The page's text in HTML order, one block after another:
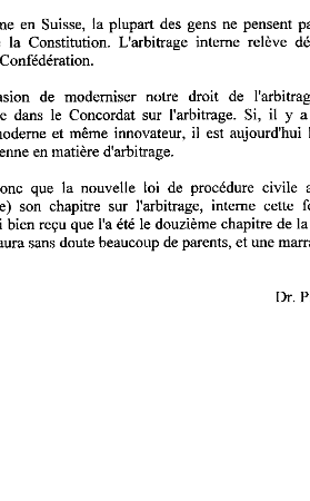
meme plupart ne
la
de
l'arbitrage. y a
et meme innovateur,
europdenne en matikre
nouvelle loi de procddure
sera aussi bien requ l'a Ctd le douzieme chapitre
aura sans doute beaucoup de parents, et une
une  mise a jour  vient d'etre modifide dans ses articles 29a,
189, 190, 191, 191a, 19 1 b  et 191 c, notamment pour  prdvoir la
de ldgiferer en matikre de procddure civile.
on
change  la  Constitution. interne relitve dCsormais
de la ConfCdCration.
C'est
de moderniser droit  de  l'arbitrage  interne
se trouve  dans le Concordat sur l'arbitrage. Si, il  y  a trente
Ctait moderne et meme innovateur,
d'arbitrage.
Espdrons donc que la nouvelle  loi  de  procddure civile  aura (a
d'habitude)  son sur  l'arbitrage,  interne fois,  et
sera aussi bien requ que l'a Ctd le douzieme chapitre de la LDIP.
le jour, il aura sans doute beaucoup de parents, et une marraine,